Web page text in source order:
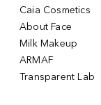
Caia Cosmetics
About Face
Milk Makeup
ARMAF
Transparent Lab